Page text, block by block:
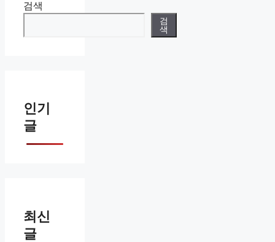
검색
검
색
인기
글
최신
글